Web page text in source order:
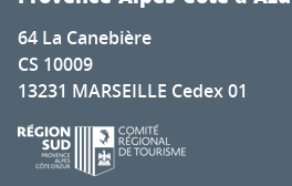
64 La Canebière
CS 10009
13231 MARSEILLE Cedex 01